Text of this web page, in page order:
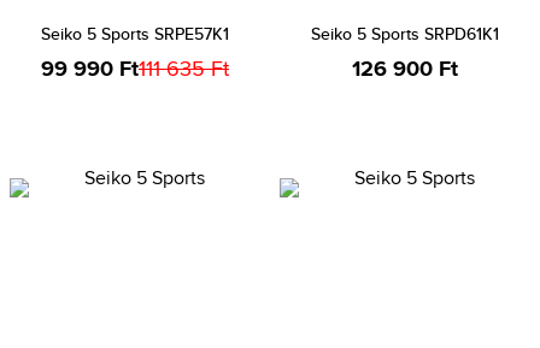
Seiko 5 Sports SRPE57K1
99 990 Ft111 635 Ft
Seiko 5 Sports SRPD61K1
126 900 Ft